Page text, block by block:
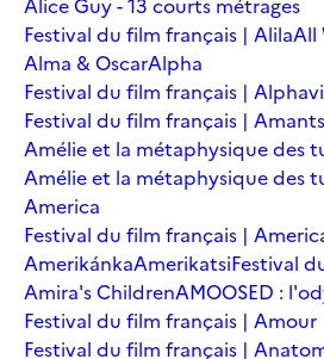
Festival du film français | AlilaAll
Alma & OscarAlpha
Festival du film français |
Festival du film français | Amants
Amélie et la métaphysique des
Amélie et la métaphysique des
America
Festival du film français |
AmerikánkaAmerikatsiFestival
Amira's ChildrenAMOOSED :
Festival du film français | Amour
Festival du film français |